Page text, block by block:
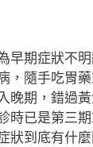
早期症狀不
隨手吃胃
晚期，錯過
已是第三期
狀到底有什